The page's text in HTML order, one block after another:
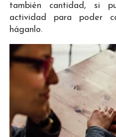
también cantidad, si
actividad para poder
háganlo.